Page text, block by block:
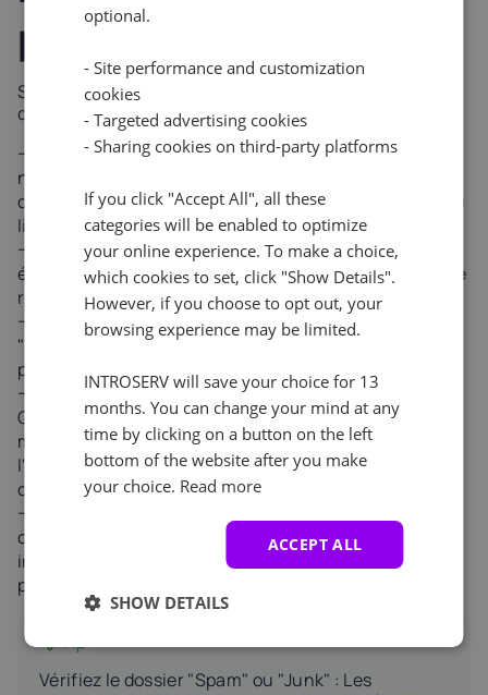
problèmes
Si vous rencontrez des problèmes avec la vérification
de l'adresse électronique, essayez ce qui suit :
Vérifiez l'adresse électronique :Assurez-vous qu'il
n'y a pas de fautes de frappe dans l'adresse électronique
que vous avez saisie (par exemple, "user@gmial.com
lieu de "
user@gmail.com").
Attendez quelques minutes :La livraison du courrier
électronique peut prendre de 5 à 10 minutes en raison de
retards du serveur.
Demandez un nouvel envoi :Utilisez l'option
"Renvoyer le courriel de vérification" dans la section du
profil INTROSERV.
Vérifiez les filtres ou les règles de messagerie :
Certains clients de messagerie peuvent bloquer les
messages provenant d'expéditeurs inconnus. Ajoutez
l'adresse électronique d'INTROSERV à vos contacts de
confiance.
contactez le service d'assistance d'INTROSERV en
indiquant votre adresse électronique et en décrivant le
problème.
Tip
Vérifiez le dossier "Spam" ou "Junk" : Les
optional.
- Site performance and customization
cookies
- Targeted advertising cookies
- Sharing cookies on third-party platforms
If you click "Accept All", all these
categories will be enabled to optimize
your online experience. To make a choice,
which cookies to set, click "Show Details".
However, if you choose to opt out, your
browsing experience may be limited.
INTROSERV will save your choice for 13
months. You can change your mind at any
time by clicking on a button on the left
bottom of the website after you make
your choice. Read more
ACCEPT ALL
SHOW DETAILS